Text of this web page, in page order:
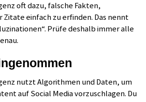
oft dazu, falsche Fakten,
Zitate einfach zu erfinden. Das nennt
Prüfe deshalb immer alle
nutzt Algorithmen und Daten, um
auf Social Media vorzuschlagen. Du